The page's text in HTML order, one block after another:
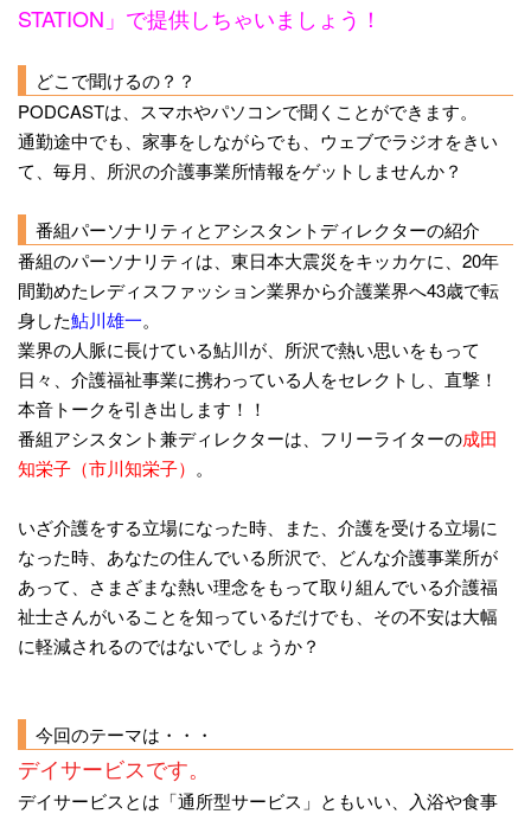
STATION」で提供しちゃいましょう！
どこで聞けるの？？
PODCASTは、スマホやパソコンで聞くことができます。
通勤途中でも、家事をしながらでも、ウェブでラジオをきい
て、毎月、所沢の介護事業所情報をゲットしませんか？
番組パーソナリティとアシスタントディレクターの紹介
番組のパーソナリティは、東日本大震災をキッカケに、20年
間勤めたレディスファッション業界から介護業界へ43歳で転
身した鮎川雄一。
業界の人脈に長けている鮎川が、所沢で熱い思いをもって
日々、介護福祉事業に携わっている人をセレクトし、直撃！
本音トークを引き出します！！
番組アシスタント兼ディレクターは、フリーライターの成田
知栄子（市川知栄子） 。
いざ介護をする立場になった時、また、介護を受ける立場に
なった時、あなたの住んでいる所沢で、どんな介護事業所が
あって、さまざまな熱い理念をもって取り組んでいる介護福
祉士さんがいることを知っているだけでも、その不安は大幅
に軽減されるのではないでしょうか？
今回のテーマは・・・
デイサービスです。
デイサービスとは「通所型サービス」ともいい、入浴や食事